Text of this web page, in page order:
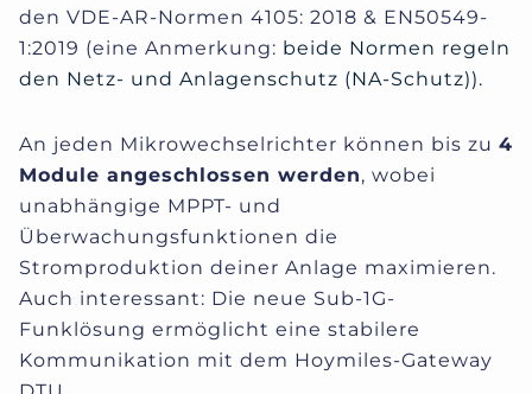
den VDE-AR-Normen 4105: 2018 & EN50549-
1:2019 (eine Anmerkung: beide Normen regeln
den Netz- und Anlagenschutz (NA-Schutz)).
An jeden Mikrowechselrichter können bis zu 4
Module angeschlossen werden, wobei
unabhängige MPPT- und
Überwachungsfunktionen die
Stromproduktion deiner Anlage maximieren.
Auch interessant: Die neue Sub-1G-
Funklösung ermöglicht eine stabilere
Kommunikation mit dem Hoymiles-Gateway